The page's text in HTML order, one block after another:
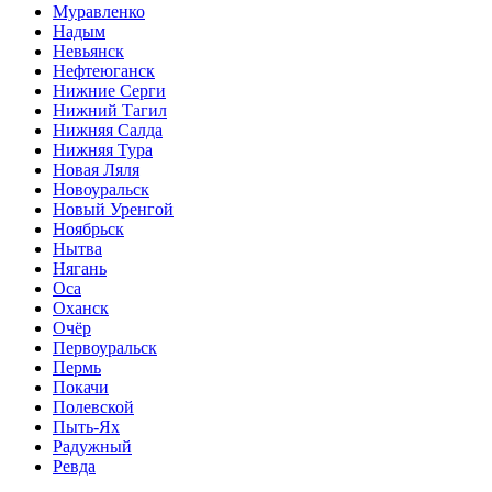
Муравленко
Надым
Невьянск
Нефтеюганск
Нижние Серги
Нижний Тагил
Нижняя Салда
Нижняя Тура
Новая Ляля
Новоуральск
Новый Уренгой
Ноябрьск
Нытва
Нягань
Оса
Оханск
Очёр
Первоуральск
Пермь
Покачи
Полевской
Пыть-Ях
Радужный
Ревда